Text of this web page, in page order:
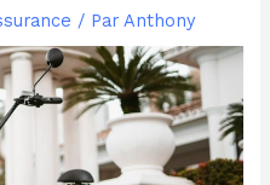
/ ParAnthony